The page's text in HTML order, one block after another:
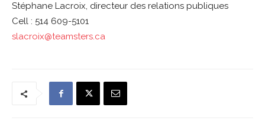
Stéphane Lacroix, directeur des relations publiques
Cell : 514 609-5101
slacroix@teamsters.ca